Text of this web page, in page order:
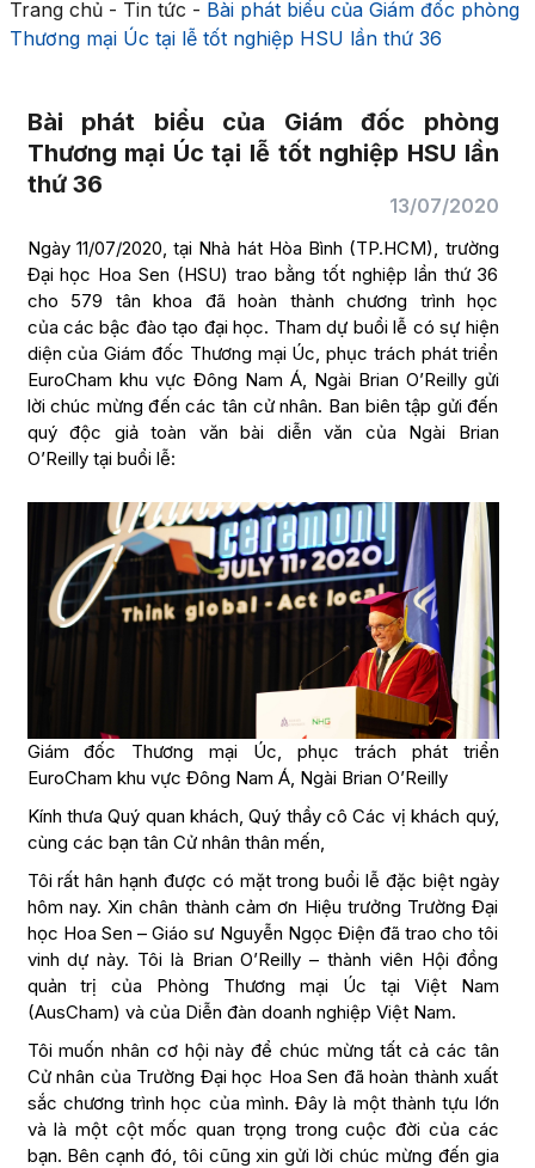
Trang chủ- Tin tức - Bài phát biểu của Giám đốc phòng
Thương mại Úc tại lễ tốt nghiệp HSU lần thứ 36
Bài phát biểu của Giám đốc phòng
Thương mại Úc tại lễ tốt nghiệp HSU lần
thứ 36
13/07/2020
Ngày 11/07/2020, tại Nhà hát Hòa Bình (TP.HCM), trường
Đại học Hoa Sen (HSU) trao bằng tốt nghiệp lần thứ 36
cho 579 tân khoa đã hoàn thành chương trình học
của các bậc đào tạo đại học. Tham dự buổi lễ có sự hiện
diện của Giám đốc Thương mại Úc, phục trách phát triển
EuroCham khu vực Đông Nam Á, Ngài Brian O’Reilly gửi
lời chúc mừng đến các tân cử nhân. Ban biên tập gửi đến
quý độc giả toàn văn bài diễn văn của Ngài Brian
O’Reilly tại buổi lễ:
Giám đốc Thương mại Úc, phục trách phát triển
EuroCham khu vực Đông Nam Á, Ngài Brian O’Reilly
Kính thưa Quý quan khách, Quý thầy cô Các vị khách quý,
cùng các bạn tân Cử nhân thân mến,
Tôi rất hân hạnh được có mặt trong buổi lễ đặc biệt ngày
hôm nay. Xin chân thành cảm ơn Hiệu trưởng Trường Đại
học Hoa Sen – Giáo sư Nguyễn Ngọc Điện đã trao cho tôi
vinh dự này. Tôi là Brian O’Reilly – thành viên Hội đồng
quản trị của Phòng Thương mại Úc tại Việt Nam
(AusCham) và của Diễn đàn doanh nghiệp Việt Nam.
Tôi muốn nhân cơ hội này để chúc mừng tất cả các tân
Cử nhân của Trường Đại học Hoa Sen đã hoàn thành xuất
sắc chương trình học của mình. Đây là một thành tựu lớn
và là một cột mốc quan trọng trong cuộc đời của các
bạn. Bên cạnh đó, tôi cũng xin gửi lời chúc mừng đến gia